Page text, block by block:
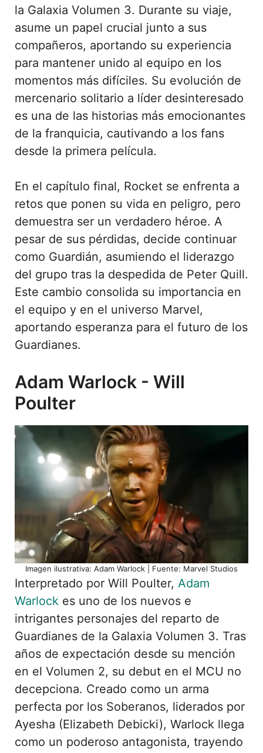
la Galaxia Volumen 3. Durante su viaje,
asume un papel crucial junto a sus
compañeros, aportando su experiencia
para mantener unido al equipo en los
momentos más difíciles. Su evolución de
mercenario solitario a líder desinteresado
es una de las historias más emocionantes
de la franquicia, cautivando a los fans
desde la primera película.
En el capítulo final, Rocket se enfrenta a
retos que ponen su vida en peligro, pero
demuestra ser un verdadero héroe. A
pesar de sus pérdidas, decide continuar
como Guardián, asumiendo el liderazgo
del grupo tras la despedida de Peter Quill.
Este cambio consolida su importancia en
el equipo y en el universo Marvel,
aportando esperanza para el futuro de los
Guardianes.
Adam Warlock - Will
Poulter
Imagen ilustrativa: Adam Warlock | Fuente: Marvel Studios
Interpretado por Will Poulter, Adam
Warlock es uno de los nuevos e
intrigantes personajes del reparto de
Guardianes de la Galaxia Volumen 3. Tras
años de expectación desde su mención
en el Volumen 2, su debut en el MCU no
decepciona. Creado como un arma
perfecta por los Soberanos, liderados por
Ayesha (Elizabeth Debicki), Warlock llega
como un poderoso antagonista, trayendo